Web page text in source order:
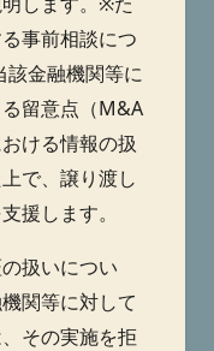
事前相談につ
金融機関等に
留意点（M&A
ける情報の扱
で、譲り渡し
援します。
扱いについ
関等に対して
その実施を拒